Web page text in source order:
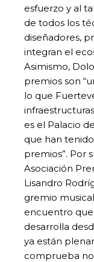
esfuerzo y al
de todos los
diseñadores,
integran el
Asimismo,
premios son
lo que
es el Palacio
que han
premios”. Por
Asociación
Lisandro
gremio
encuentro
desarrolla
ya están
comprueba